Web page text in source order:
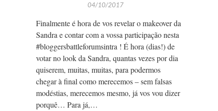
04/10/2017
Finalmente é hora de vos revelar o makeover da
Sandra e contar com a vossa participação nesta
#bloggersbattleforumsintra ! É hora (dias!) de
votar no look da Sandra, quantas vezes por dia
quiserem, muitas, muitas, para podermos
chegar à final como merecemos – sem falsas
modéstias, merecemos mesmo, já vos vou dizer
porquê… Para já,…